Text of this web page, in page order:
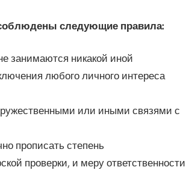
следующие правила:
занимаются никакой иной
любого личного интереса
или иными связями с
прописать степень
проверки, и меру ответственности